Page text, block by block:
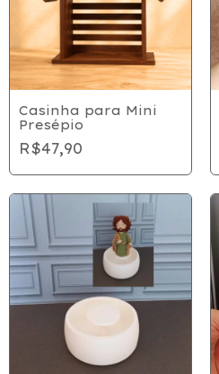
Casinha para Mini
Presépio
R$47,90